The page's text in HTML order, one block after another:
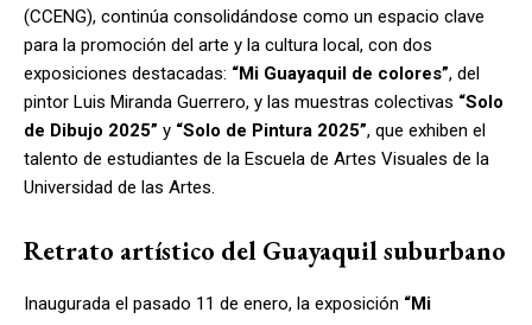
(CCENG), continúa consolidándose como un espacio clave
para la promoción del arte y la cultura local, con dos
exposiciones destacadas: “Mi Guayaquil de colores”, del
pintor Luis Miranda Guerrero, y las muestras colectivas “Solo
de Dibujo 2025” y “Solo de Pintura 2025”, que exhiben el
talento de estudiantes de la Escuela de Artes Visuales de la
Universidad de las Artes.
Retrato artístico del Guayaquil suburbano
Inaugurada el pasado 11 de enero, la exposición “Mi